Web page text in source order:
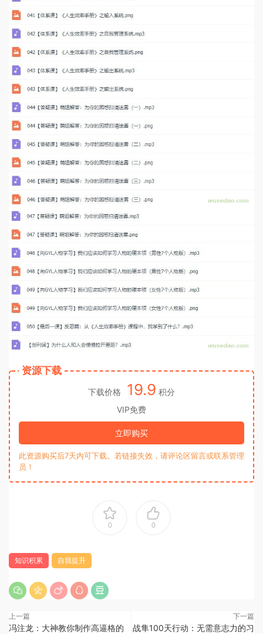
资源下载
下载价格 19.9 积分
VIP免费
立即购买
此资源购买后7天内可下载。若链接失效，请评论区留言或联系管理
员！
0 0
知识积累 自我提升
上一篇
冯注龙：大神教你制作高逼格的
下一篇
战隼100天行动：无需意志力的习